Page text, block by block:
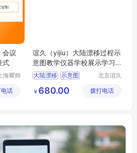
会议
式
海耀帅
限公司
话
谊久（yijiu）大陆漂移过程示
意图教学仪器学校展示学习
用品
大陆漂移 示意图
学习用品
北京谊久
公司
￥ 680.00 拨打电话